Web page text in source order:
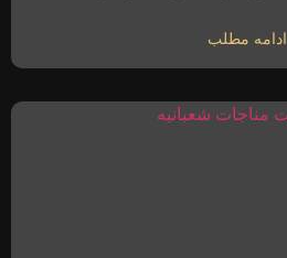
ادامه مطلب